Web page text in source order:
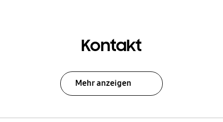
Kontakt
Mehr anzeigen